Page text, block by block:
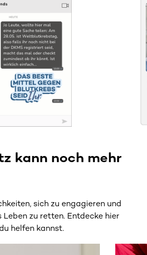
horizontal scrollbare Inhalte.
kann noch mehr
sich zu engagieren und
Leben zu retten. Entdecke hier
helfen kannst.
horizontal scrollbare Inhalte.